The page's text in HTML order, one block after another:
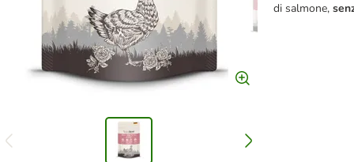
di salmone,